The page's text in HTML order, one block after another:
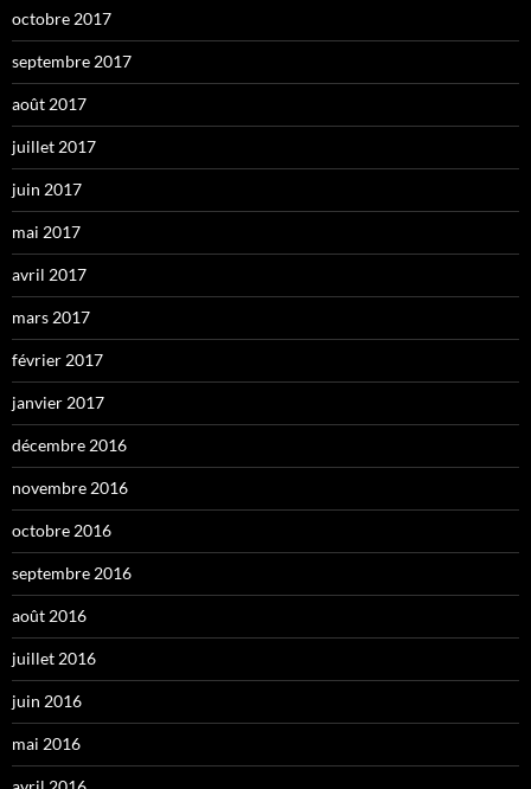
octobre 2017
septembre 2017
août 2017
juillet 2017
juin 2017
mai 2017
avril 2017
mars 2017
février 2017
janvier 2017
décembre 2016
novembre 2016
octobre 2016
septembre 2016
août 2016
juillet 2016
juin 2016
mai 2016